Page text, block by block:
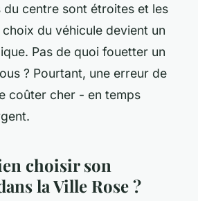
du centre sont étroites et les
du véhicule devient un
Pas de quoi fouetter un
? Pourtant, une erreur de
coûter cher - en temps
choisir son
la Ville Rose ?